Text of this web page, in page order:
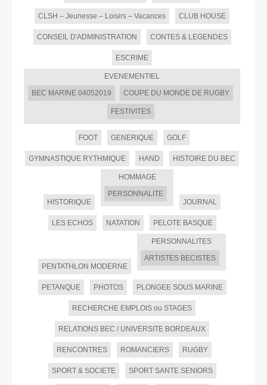
CLSH – Jeunesse – Loisirs – Vacances CLUB HOUSE
CONSEIL D'ADMINISTRATION CONTES & LEGENDES
ESCRIME
EVENEMENTIEL
BEC MARINE 04052019
COUPE DU MONDE DE RUGBY
FESTIVITES
FOOT GENERIQUE GOLF
GYMNASTIQUE RYTHMIQUE HAND HISTOIRE DU BEC
HISTORIQUE
HOMMAGE
PERSONNALITE
JOURNAL
LES ECHOS NATATION PELOTE BASQUE
PENTATHLON MODERNE
PERSONNALITES
ARTISTES BECISTES
PETANQUE PHOTOS PLONGEE SOUS MARINE
RECHERCHE EMPLOIS ou STAGES
RELATIONS BEC / UNIVERSITE BORDEAUX
RENCONTRES ROMANCIERS RUGBY
SPORT & SOCIETE SPORT SANTE SENIORS